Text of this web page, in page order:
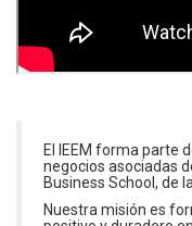
El IEEM forma parte
negocios asociadas
Business School, de
Nuestra misión es